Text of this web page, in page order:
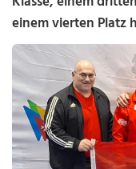
einem vierten Platz